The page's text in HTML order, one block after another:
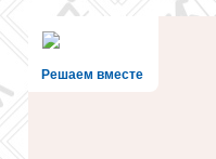
Решаем вместе